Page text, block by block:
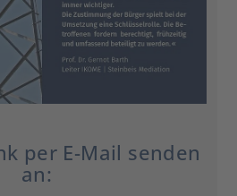
per E-Mail senden
an: